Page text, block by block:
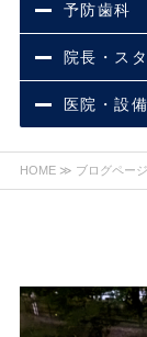
予防歯科
院長・ス
医院・設
HOME≫ ブログページ